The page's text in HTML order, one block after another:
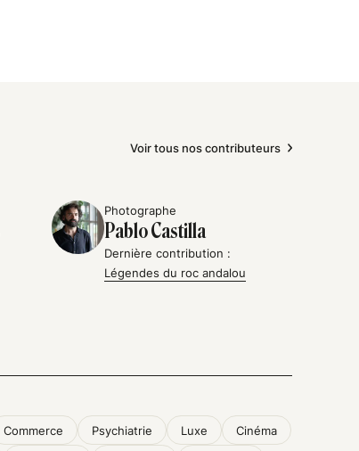
Voir tous nos contributeurs
Photographe
Pablo Castilla
Dernière contribution :
Légendes du roc andalou
Commerce Psychiatrie Luxe Cinéma